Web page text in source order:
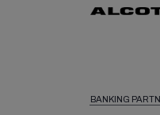
BANKING